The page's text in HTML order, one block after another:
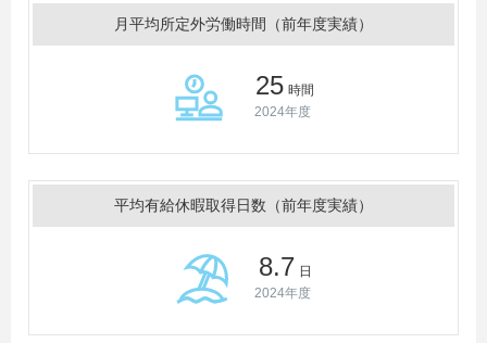
月平均所定外労働時間（前年度実績）
25 時間
2024年度
平均有給休暇取得日数（前年度実績）
8.7 日
2024年度